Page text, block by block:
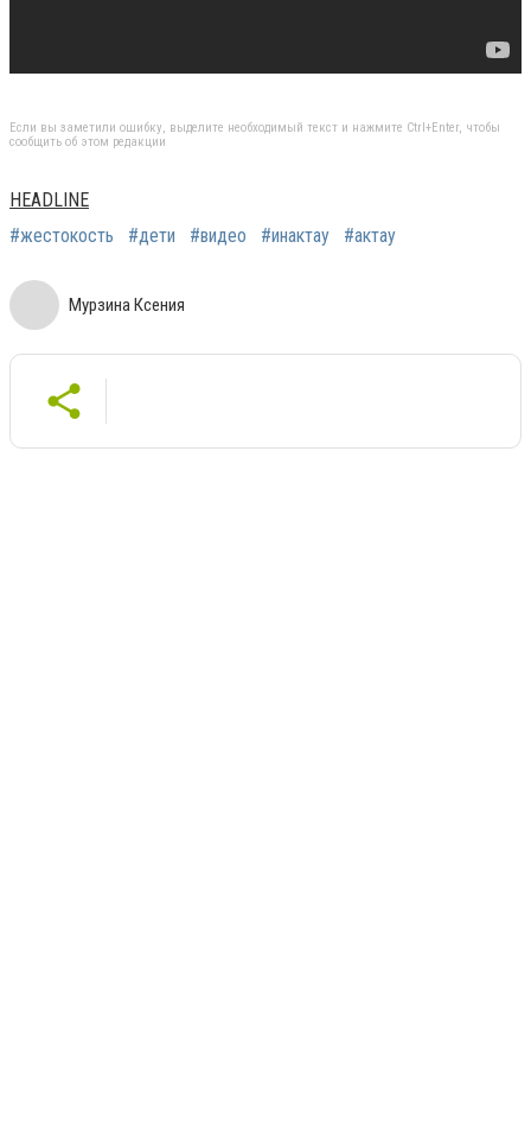
Если вы заметили ошибку, выделите необходимый текст и нажмите Ctrl+Enter, чтобы
сообщить об этом редакции
HEADLINE
#жестокость
#дети #видео #инактау #актау
Мурзина Ксения